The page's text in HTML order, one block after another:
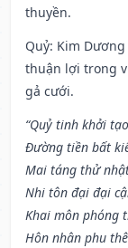
thuyền.
Quỷ: Kim
thuận lợi trong
gả cưới.
“Quỷ tinh khởi
Đường tiền bất
Mai táng thử
Nhi tôn đại đại
Khai môn phóng
Hôn nhân phu